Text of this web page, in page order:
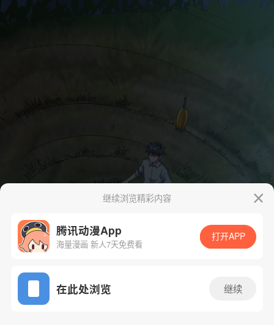
App免费看
继续浏览精彩内容
腾讯动漫App
海量漫画 新人7天免费看
打开APP
在此处浏览 继续